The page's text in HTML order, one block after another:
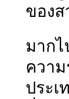
ของส
มากไ
ควา
ประ